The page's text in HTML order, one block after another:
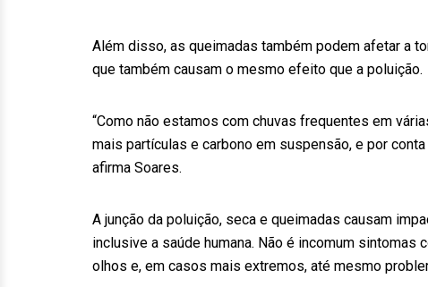
Além disso, as queimadas também podem afetar a
que também causam o mesmo efeito que a poluição.
“Como não estamos com chuvas frequentes em
mais partículas e carbono em suspensão, e por
afirma Soares.
A junção da poluição, seca e queimadas causam
inclusive a saúde humana. Não é incomum sintomas
olhos e, em casos mais extremos, até mesmo